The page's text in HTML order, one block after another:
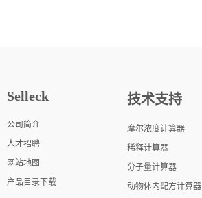
Selleck
公司简介
人才招聘
网站地图
产品目录下载
技术支持
摩尔浓度计算器
稀释计算器
分子量计算器
动物体内配方计算器